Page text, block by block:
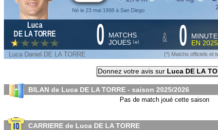
Né le 23 mai 1998 à San Diego
Luca
DE LA TORRE
0 MATCHS
JOUES (*) & 0
EN
Luca Daniel DE LA TORRE (*) Matchs officiels et
Donnez votre avis sur Luca DE LA
BILAN de Luca DE LA TORRE - saison 2025/2026
Pas de match joué cette saison
CARRIERE de Luca DE LA TORRE